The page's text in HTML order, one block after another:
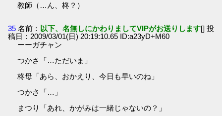
教師（…ん、柊？）
35 名前： 以下、名無しにかわりましてVIPがお送りします[] 投
稿日：2009/03/01(日) 20:19:10.65 ID:a23yD+M60
ーーガチャン
つかさ「…ただいま」
柊母「あら、おかえり、今日も早いのね」
つかさ「…」
まつり「あれ、かがみは一緒じゃないの？」